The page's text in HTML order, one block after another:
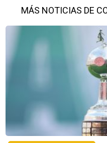
MÁS NOTICIAS DE